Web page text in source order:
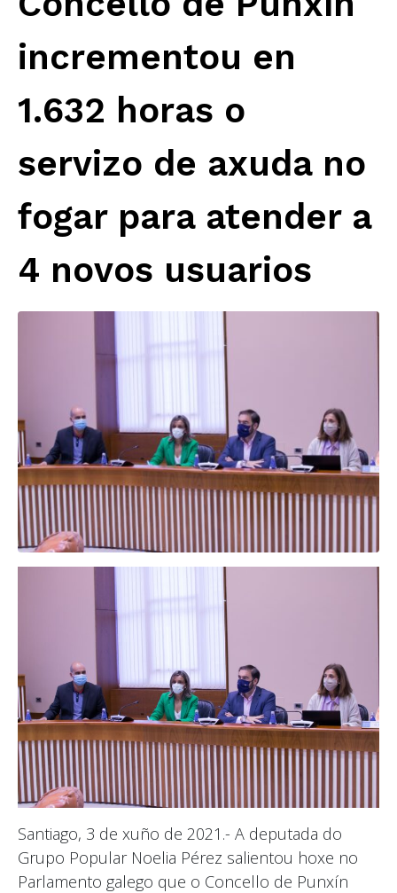
incrementou en
1.632 horas o
servizo de axuda no
fogar para atender a
4 novos usuarios
Santiago, 3 de xuño de 2021.- A deputada do
Grupo Popular Noelia Pérez salientou hoxe no
Parlamento galego que o Concello de Punxín